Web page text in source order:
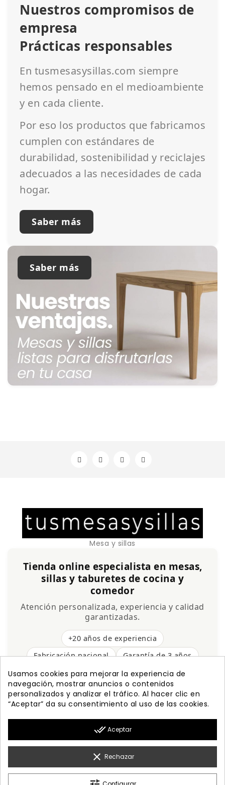
Nuestros compromisos de
empresa
Prácticas responsables
En tusmesasysillas.com siempre
hemos pensado en el medioambiente
y en cada cliente.
Por eso los productos que fabricamos
cumplen con estándares de
durabilidad, sostenibilidad y reciclajes
adecuados a las necesidades de cada
hogar.
Saber más
Saber más
Mesa y sillas
Tienda online especialista en mesas,
sillas y taburetes de cocina y
comedor
Atención personalizada, experiencia y calidad
garantizadas.
+20 años de experiencia
Fabricación nacional
Garantía de 3 años
Envío gratis
PRODUCTOS 

INFORMACIÓN
Usamos cookies para mejorar la experiencia de
navegación, mostrar anuncios o contenidos
personalizados y analizar el tráfico. Al hacer clic en
“Aceptar” da su consentimiento al uso de las cookies.
done_all Aceptar
clear Rechazar